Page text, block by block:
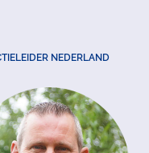
NEDERLAND